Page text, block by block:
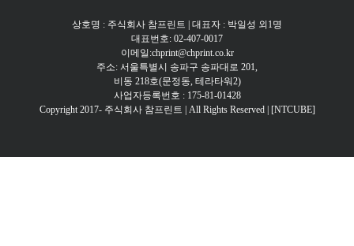
상호명 : 주식회사 참프린트 | 대표자 : 박일성 외1명
대표번호: 02-407-0017
이메일:chprint@chprint.co.kr
주소: 서울특별시 송파구 송파대로 201,
비동 218호(문정동, 테라타워2)
사업자등록번호 : 175-81-01428
Copyright 2017- 주식회사 참프린트 | All Rights Reserved |
[NTCUBE]